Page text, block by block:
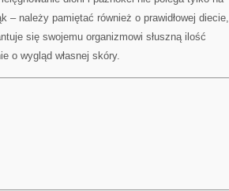
– należy pamiętać również o prawidłowej diecie,
się swojemu organizmowi słuszną ilość
o wygląd własnej skóry.